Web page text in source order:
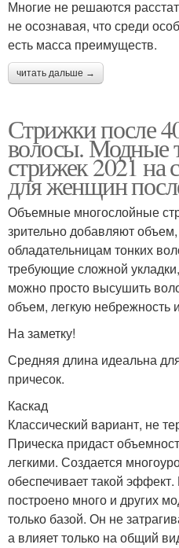
Многие не решаются
не осознавая, что среди
есть масса преимуществ.
читать дальше →
Стрижки после
волосы. Модные
стрижек 2021 на
для женщин
Объемные многослойные
зрительно добавляют
обладательницам тонких
требующие сложной
можно просто высушить
объем, легкую небрежность
На заметку!
Средняя длина идеальна
причесок.
Каскад
Классический вариант, не
Прическа придаст
легкими. Создается
обеспечивает такой
построено много и других
только базой. Он не
а влияет только на общий